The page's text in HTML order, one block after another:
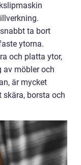
ta bort
ytorna.
och platta ytor,
av möbler och
är mycket
borsta och